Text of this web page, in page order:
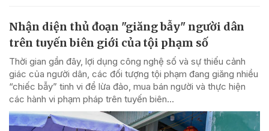
Nhận diện thủ đoạn "giăng bẫy" người dân
trên tuyến biên giới của tội phạm số
Thời gian gần đây, lợi dụng công nghệ số và sự thiếu cảnh
giác của người dân, các đối tượng tội phạm đang giăng nhiều
“chiếc bẫy” tinh vi để lừa đảo, mua bán người và thực hiện
các hành vi phạm pháp trên tuyến biên...